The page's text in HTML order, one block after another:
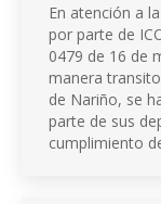
En atención a
por parte de
0479 de 16 de
manera
de Nariño, se
parte de sus
cumplimiento